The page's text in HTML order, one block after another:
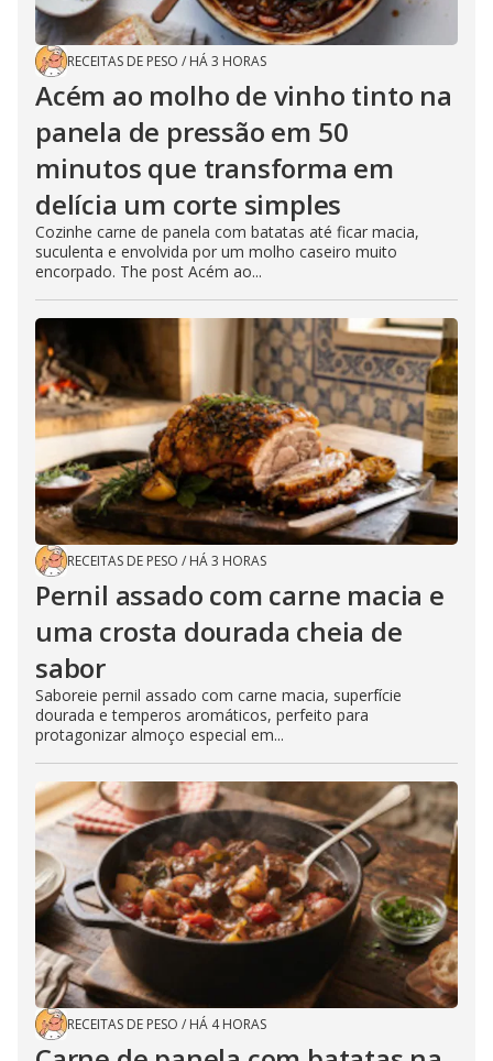
RECEITAS DE PESO / HÁ 3 HORAS
Acém ao molho de vinho tinto na
panela de pressão em 50
minutos que transforma em
delícia um corte simples
Cozinhe carne de panela com batatas até ficar macia,
suculenta e envolvida por um molho caseiro muito
encorpado. The post Acém ao...
RECEITAS DE PESO / HÁ 3 HORAS
Pernil assado com carne macia e
uma crosta dourada cheia de
sabor
Saboreie pernil assado com carne macia, superfície
dourada e temperos aromáticos, perfeito para
protagonizar almoço especial em...
RECEITAS DE PESO / HÁ 4 HORAS